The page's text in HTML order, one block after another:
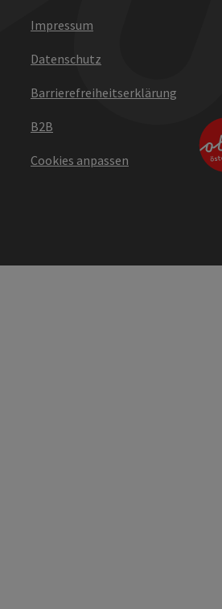
Impressum
Datenschutz
Barrierefreiheitserklärung
B2B
Cookies anpassen